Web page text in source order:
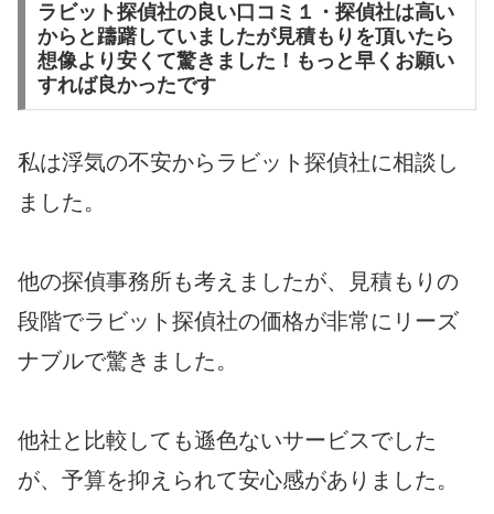
ラビット探偵社の良い口コミ１・探偵社は高い
からと躊躇していましたが見積もりを頂いたら
想像より安くて驚きました！もっと早くお願い
すれば良かったです
私は浮気の不安からラビット探偵社に相談し
ました。
他の探偵事務所も考えましたが、見積もりの
段階でラビット探偵社の価格が非常にリーズ
ナブルで驚きました。
他社と比較しても遜色ないサービスでした
が、予算を抑えられて安心感がありました。